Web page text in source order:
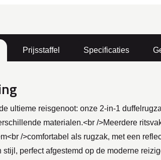
Prijsstaffel Specificaties
ultieme reisgenoot: onze 2-in-1
materialen.<br />Meerdere
/>comfortabel als rugzak, met een
stijl, perfect afgestemd op de moderne